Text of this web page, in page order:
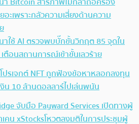
อะเพราะกลัวความเสี่ยงด้านความ
ใช้ AI ตรวจพบบั๊กขั้นวิกฤต 85 จุดใน
ตือนสถานการณ์เข้าขั้นเลวร้าย
รเจกต์ NFT ถูกฟ้องข้อหาหลอกลงทุน
น 10 ล้านดอลลาร์ไปเล่นพนัน
จับมือ Payward Services เปิดทางผู้
คน xStocksโหวตลงมติในการประชุมผู้